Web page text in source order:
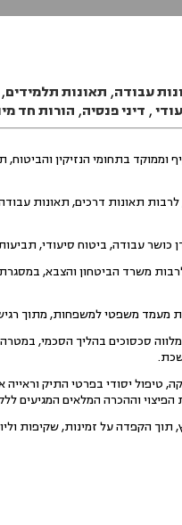
עבודה, תאונות תלמידים,
, דיני פנסיה, הורות חד
וממוקד בתחומי הנזיקין
תאונות דרכים, תאונות
כושר עבודה, ביטוח סיעודי,
משרד הביטחון והצבא,
מעמד משפטי למשפחות, מתוך
סכסוכים בהליך הסכמי, במטרה
יסודי בפרטי התיק וראייה
וההכרה המלאים המגיעים
הקפדה על זמינות, שקיפות